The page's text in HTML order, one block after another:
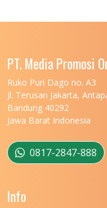
UNIVERSITAS
UNIVERSITAS
UNIVERSITAS
UNIVERSITAS
UNIVERSITAS
PT. Media Promosi
Ruko Puri Dago no. A3
Jl. Terusan Jakarta,
Bandung 40292
Jawa Barat Indonesia
0817-2847-888
Info